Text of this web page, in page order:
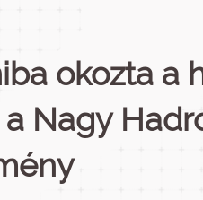
okozta a
Nagy